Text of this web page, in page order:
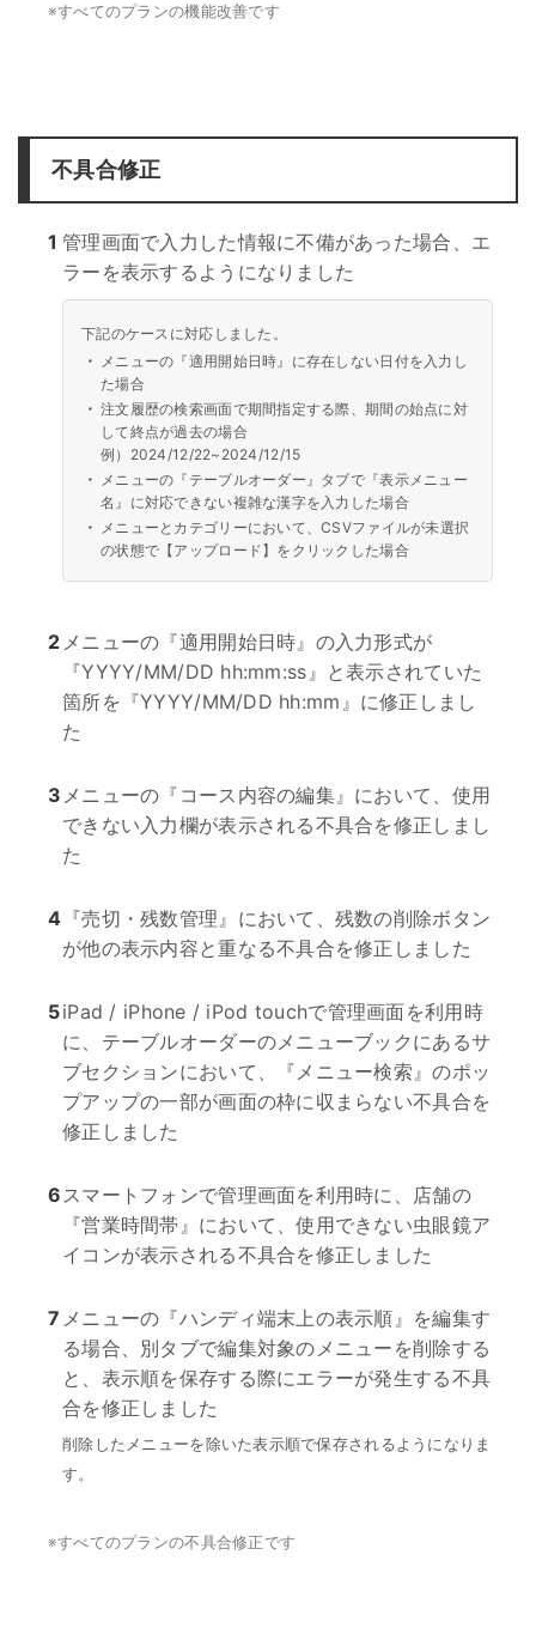
※すべてのプランの機能改善です
不具合修正
1 管理画面で入力した情報に不備があった場合、エ
ラーを表示するようになりました
下記のケースに対応しました。
・ メニューの『適用開始日時』に存在しない日付を入力し
た場合
・ 注文履歴の検索画面で期間指定する際、期間の始点に対
して終点が過去の場合
例）2024/12/22~2024/12/15
・ メニューの『テーブルオーダー』タブで『表示メニュー
名』に対応できない複雑な漢字を入力した場合
・ メニューとカテゴリーにおいて、CSVファイルが未選択
の状態で【アップロード】をクリックした場合
2 メニューの『適用開始日時』の入力形式が
『YYYY/MM/DD hh:mm:ss』と表示されていた
箇所を『YYYY/MM/DD hh:mm』に修正しまし
た
3 メニューの『コース内容の編集』において、使用
できない入力欄が表示される不具合を修正しまし
た
4 『売切・残数管理』において、残数の削除ボタン
が他の表示内容と重なる不具合を修正しました
5iPad / iPhone / iPod touchで管理画面を利用時
に、テーブルオーダーのメニューブックにあるサ
ブセクションにおいて、『メニュー検索』のポッ
プアップの一部が画面の枠に収まらない不具合を
修正しました
6スマートフォンで管理画面を利用時に、店舗の
『営業時間帯』において、使用できない虫眼鏡ア
イコンが表示される不具合を修正しました
7 メニューの『ハンディ端末上の表示順』を編集す
る場合、別タブで編集対象のメニューを削除する
と、表示順を保存する際にエラーが発生する不具
合を修正しました
削除したメニューを除いた表示順で保存されるようになりま
す。
※すべてのプランの不具合修正です